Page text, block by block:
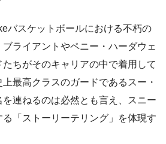
バスケットボールにおける不朽の
ライアントやペニー・ハーダウェ
ちがそのキャリアの中で着用して
最高クラスのガードであるスー・
連ねるのは必然とも言え、スニー
「ストーリーテリング」を体現す